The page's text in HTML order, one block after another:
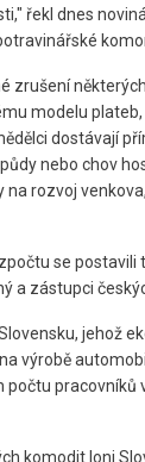
řekl dnes
zrušení
modelu
dostávají
nebo chov
rozvoj
se postavili
a zástupci
jehož
výrobě
počtu pracovníků
komodit loni